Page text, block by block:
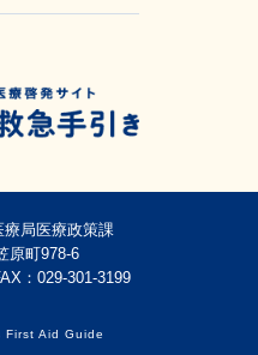
局医療政策課
原町978-6
：029-301-3199
Aid Guide